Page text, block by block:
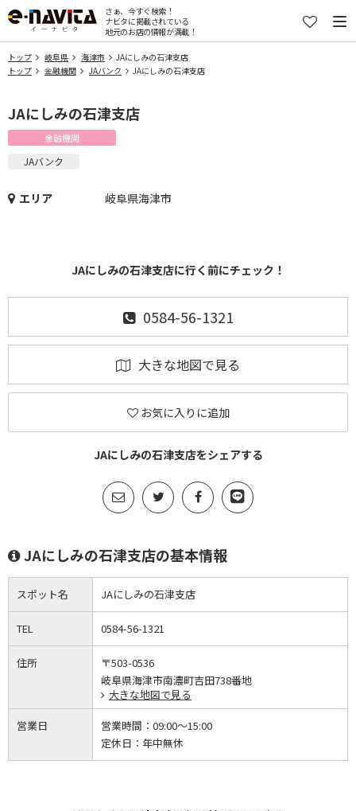
さぁ、今すぐ検索！
ナビタに掲載されている
地元のお店の情報が満載！
トップ 岐阜県 海津市
JAにしみの石津支店
トップ
金融機関 JAバンク JAにしみの石津支店
JAにしみの石津支店
金融機関
JAバンク
エリア 岐阜県海津市
JAにしみの石津支店に行く前にチェック！
0584-56-1321
大きな地図で見る
お気に入りに追加
JAにしみの石津支店をシェアする
JAにしみの石津支店の基本情報
スポット名 JAにしみの石津支店
TEL 0584-56-1321
住所
〒503-0536
岐阜県海津市南濃町吉田738番地
大きな地図で見る
営業日 営業時間： 09:00～15:00
定休日： 年中無休